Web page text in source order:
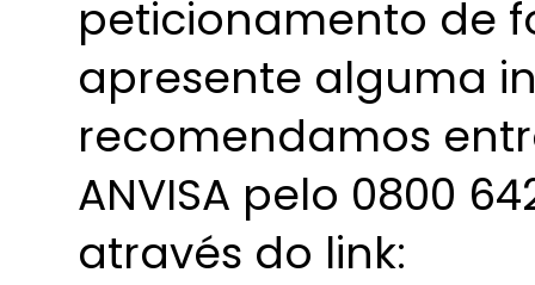
peticionamento de
apresente alguma
recomendamos
ANVISA pelo 0800
através do link: